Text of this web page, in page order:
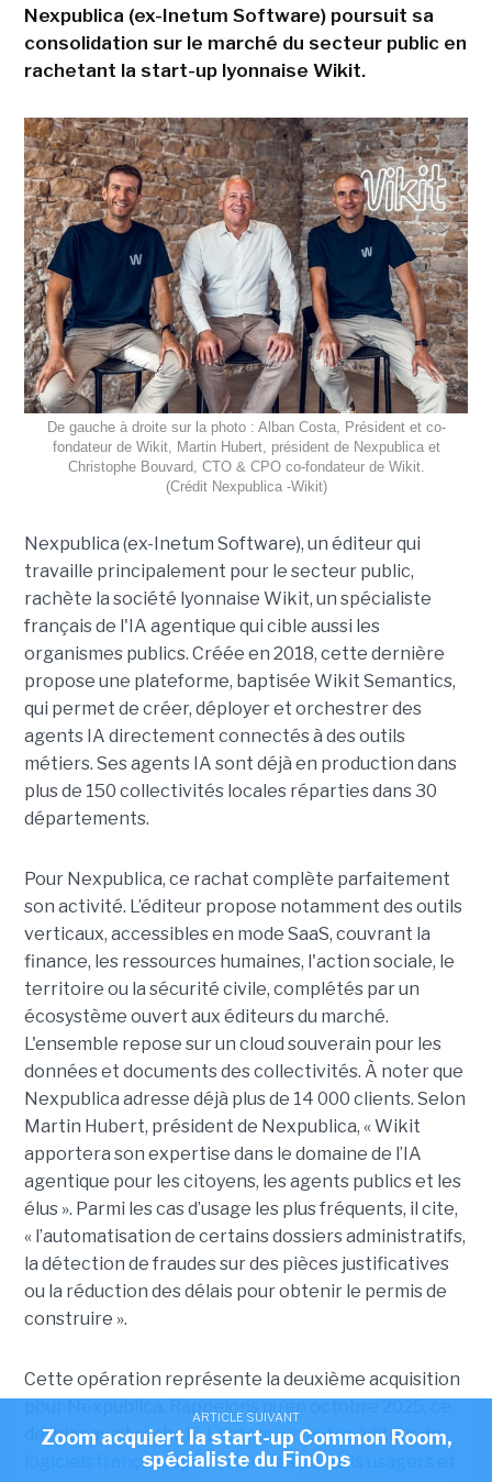
Nexpublica (ex-Inetum Software) poursuit sa
consolidation sur le marché du secteur public en
rachetant la start-up lyonnaise Wikit.
De gauche à droite sur la photo : Alban Costa, Président et co-
fondateur de Wikit, Martin Hubert, président de Nexpublica et
Christophe Bouvard, CTO & CPO co-fondateur de Wikit.
(Crédit Nexpublica -Wikit)
Nexpublica (ex-Inetum Software), un éditeur qui
travaille principalement pour le secteur public,
rachète la société lyonnaise Wikit, un spécialiste
français de l'IA agentique qui cible aussi les
organismes publics. Créée en 2018, cette dernière
propose une plateforme, baptisée Wikit Semantics,
qui permet de créer, déployer et orchestrer des
agents IA directement connectés à des outils
métiers. Ses agents IA sont déjà en production dans
plus de 150 collectivités locales réparties dans 30
départements.
Pour Nexpublica, ce rachat complète parfaitement
son activité. L’éditeur propose notamment des outils
verticaux, accessibles en mode SaaS, couvrant la
finance, les ressources humaines, l'action sociale, le
territoire ou la sécurité civile, complétés par un
écosystème ouvert aux éditeurs du marché.
L'ensemble repose sur un cloud souverain pour les
données et documents des collectivités. À noter que
Nexpublica adresse déjà plus de 14 000 clients. Selon
Martin Hubert, président de Nexpublica, « Wikit
apportera son expertise dans le domaine de l’IA
agentique pour les citoyens, les agents publics et les
élus ». Parmi les cas d’usage les plus fréquents, il cite,
« l’automatisation de certains dossiers administratifs,
la détection de fraudes sur des pièces justificatives
ou la réduction des délais pour obtenir le permis de
construire ».
Cette opération représente la deuxième acquisition
dernier avait racheté Lanteas, un autre éditeur de
logiciels français, spécialiste des portails usagers et
ARTICLE SUIVANT
Zoom acquiert la start-up Common Room,
spécialiste du FinOps